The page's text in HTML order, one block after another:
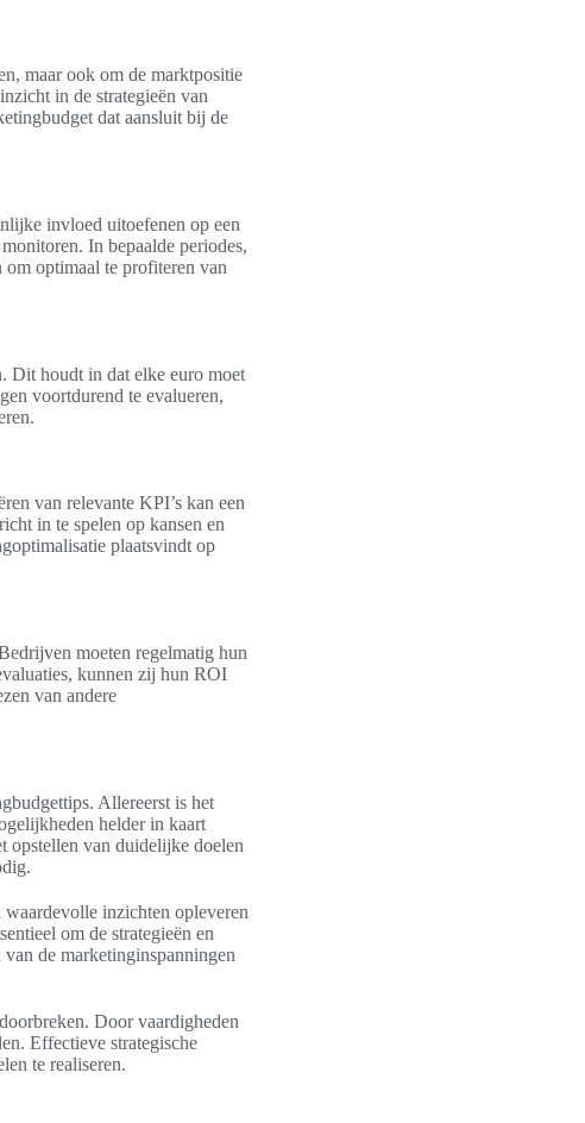
maar ook om de marktpositie
in de strategieën van
dat aansluit bij de
invloed uitoefenen op een
In bepaalde periodes,
om optimaal te profiteren van
Dit houdt in dat elke euro moet
voortdurend te evalueren,
van relevante KPI’s kan een
in te spelen op kansen en
plaatsvindt op
moeten regelmatig hun
kunnen zij hun ROI
van andere
Allereerst is het
helder in kaart
opstellen van duidelijke doelen
inzichten opleveren
om de strategieën en
van de marketinginspanningen
Door vaardigheden
Effectieve strategische
te realiseren.